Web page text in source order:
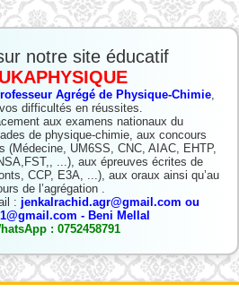
notre site éducatif
Agrégé de Physique-Chimie,
difficultés en réussites.
aux examens nationaux du
de physique-chimie, aux concours
(Médecine, UM6SS, CNC, AIAC, EHTP,
...), aux épreuves écrites de
CCP, E3A, ...), aux oraux ainsi qu’au
de l’agrégation .
: jenkalrachid.agr@gmail.com ou
- Beni Mellal
: 0752458791